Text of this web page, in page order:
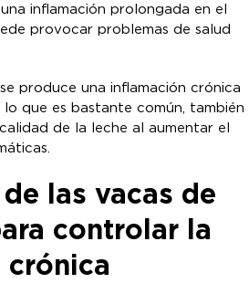
inflamación prolongada en el
provocar problemas de salud
produce una inflamación crónica
lo que es bastante común, también
de la leche al aumentar el
las vacas de
controlar la
crónica